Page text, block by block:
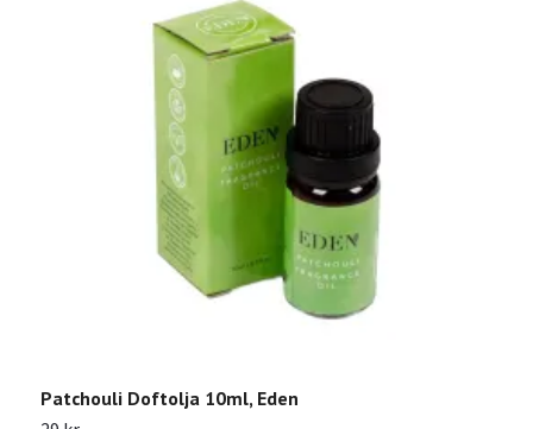
Patchouli Doftolja 10ml, Eden